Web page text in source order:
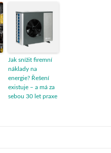
Jak snížit firemní
náklady na
energie? Řešení
existuje – a má za
sebou 30 let praxe